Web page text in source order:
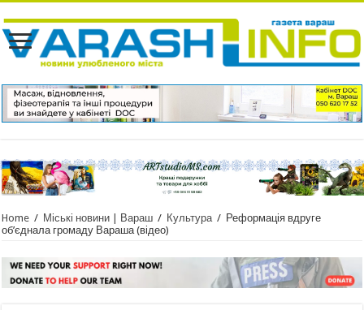
Home / Міські новини | Вараш / Культура / Реформація вдруге
об’єднала громаду Вараша (відео)